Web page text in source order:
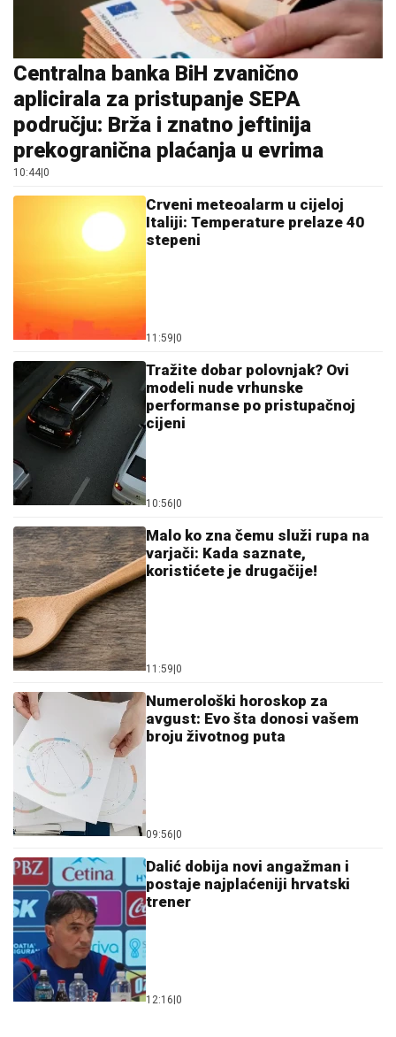
Centralna banka BiH zvanično
aplicirala za pristupanje SEPA
području: Brža i znatno jeftinija
prekogranična plaćanja u evrima
10:44 0
Crveni meteoalarm u cijeloj
Italiji: Temperature prelaze 40
stepeni
11:59 0
Tražite dobar polovnjak? Ovi
modeli nude vrhunske
performanse po pristupačnoj
cijeni
10:56 0
Malo ko zna čemu služi rupa na
varjači: Kada saznate,
koristićete je drugačije!
11:59 0
Numerološki horoskop za
avgust: Evo šta donosi vašem
broju životnog puta
09:56 0
Dalić dobija novi angažman i
postaje najplaćeniji hrvatski
trener
12:16 0